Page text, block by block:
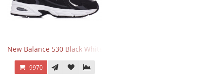
New Balance 530 Black White Silver
9970